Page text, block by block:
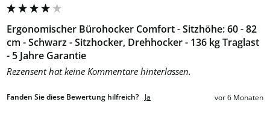
Ergonomischer Bürohocker Comfort - Sitzhöhe: 60 - 82
cm - Schwarz - Sitzhocker, Drehhocker - 136 kg Traglast
- 5 Jahre Garantie
Rezensent hat keine Kommentare hinterlassen.
Fanden Sie diese Bewertung hilfreich? Ja vor 6 Monaten